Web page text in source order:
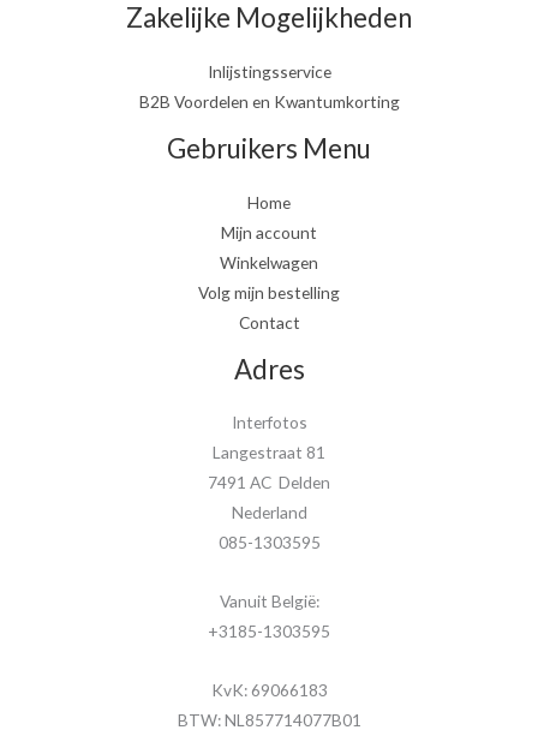
Zakelijke Mogelijkheden
Inlijstingsservice
B2B Voordelen en Kwantumkorting
Gebruikers Menu
Home
Mijn account
Winkelwagen
Volg mijn bestelling
Contact
Adres
Interfotos
Langestraat 81
7491 AC Delden
Nederland
085-1303595
Vanuit België:
+3185-1303595
KvK: 69066183
BTW: NL857714077B01